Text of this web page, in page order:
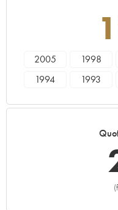
2005 1998
1994
1993